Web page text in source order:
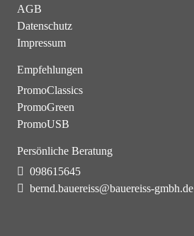
AGB
Datenschutz
Impressum
Empfehlungen
PromoClassics
PromoGreen
PromoUSB
Persönliche Beratung
098615645
bernd.bauereiss@bauereiss-gmbh.de